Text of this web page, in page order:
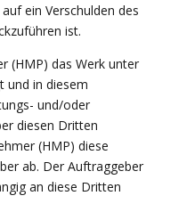
ein Verschulden des
ist.
(HMP) das Werk unter
und in diesem
und/oder
diesen Dritten
(HMP) diese
ab. Der Auftraggeber
an diese Dritten